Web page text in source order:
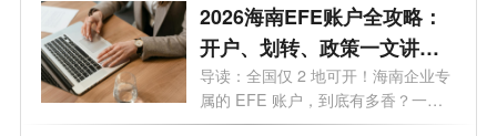
2026海南EFE账户全攻略：
开户、划转、政策一文讲
透，外贸老板必看
导读：全国仅 2 地可开！海南企业专
属的 EFE 账户，到底有多香？一文
讲透。...